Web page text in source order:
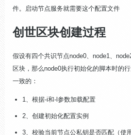
件。启动节点服务就需要这个配置文件
创世区块创建过程
假设有四个共识节点node0、node1、
区块，那么node0执行初始化的脚本时的
一致的：
1、根据-i和-l参数加载配置
2、创建初始化配置实例
3、校验当前节点公私钥是否匹配（使